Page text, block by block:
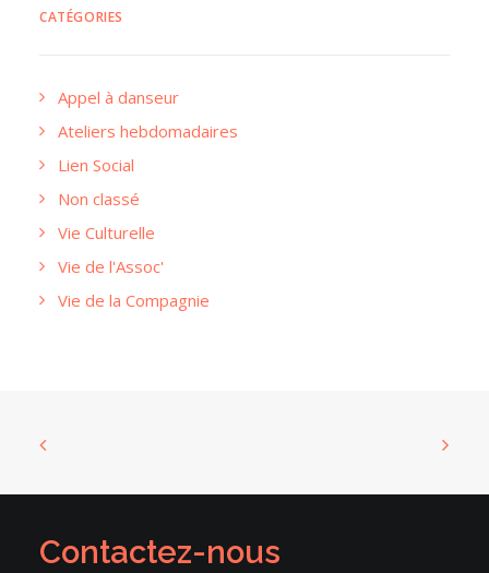
CATÉGORIES
Appel à danseur
Ateliers hebdomadaires
Lien Social
Non classé
Vie Culturelle
Vie de l'Assoc'
Vie de la Compagnie
Contactez-nous